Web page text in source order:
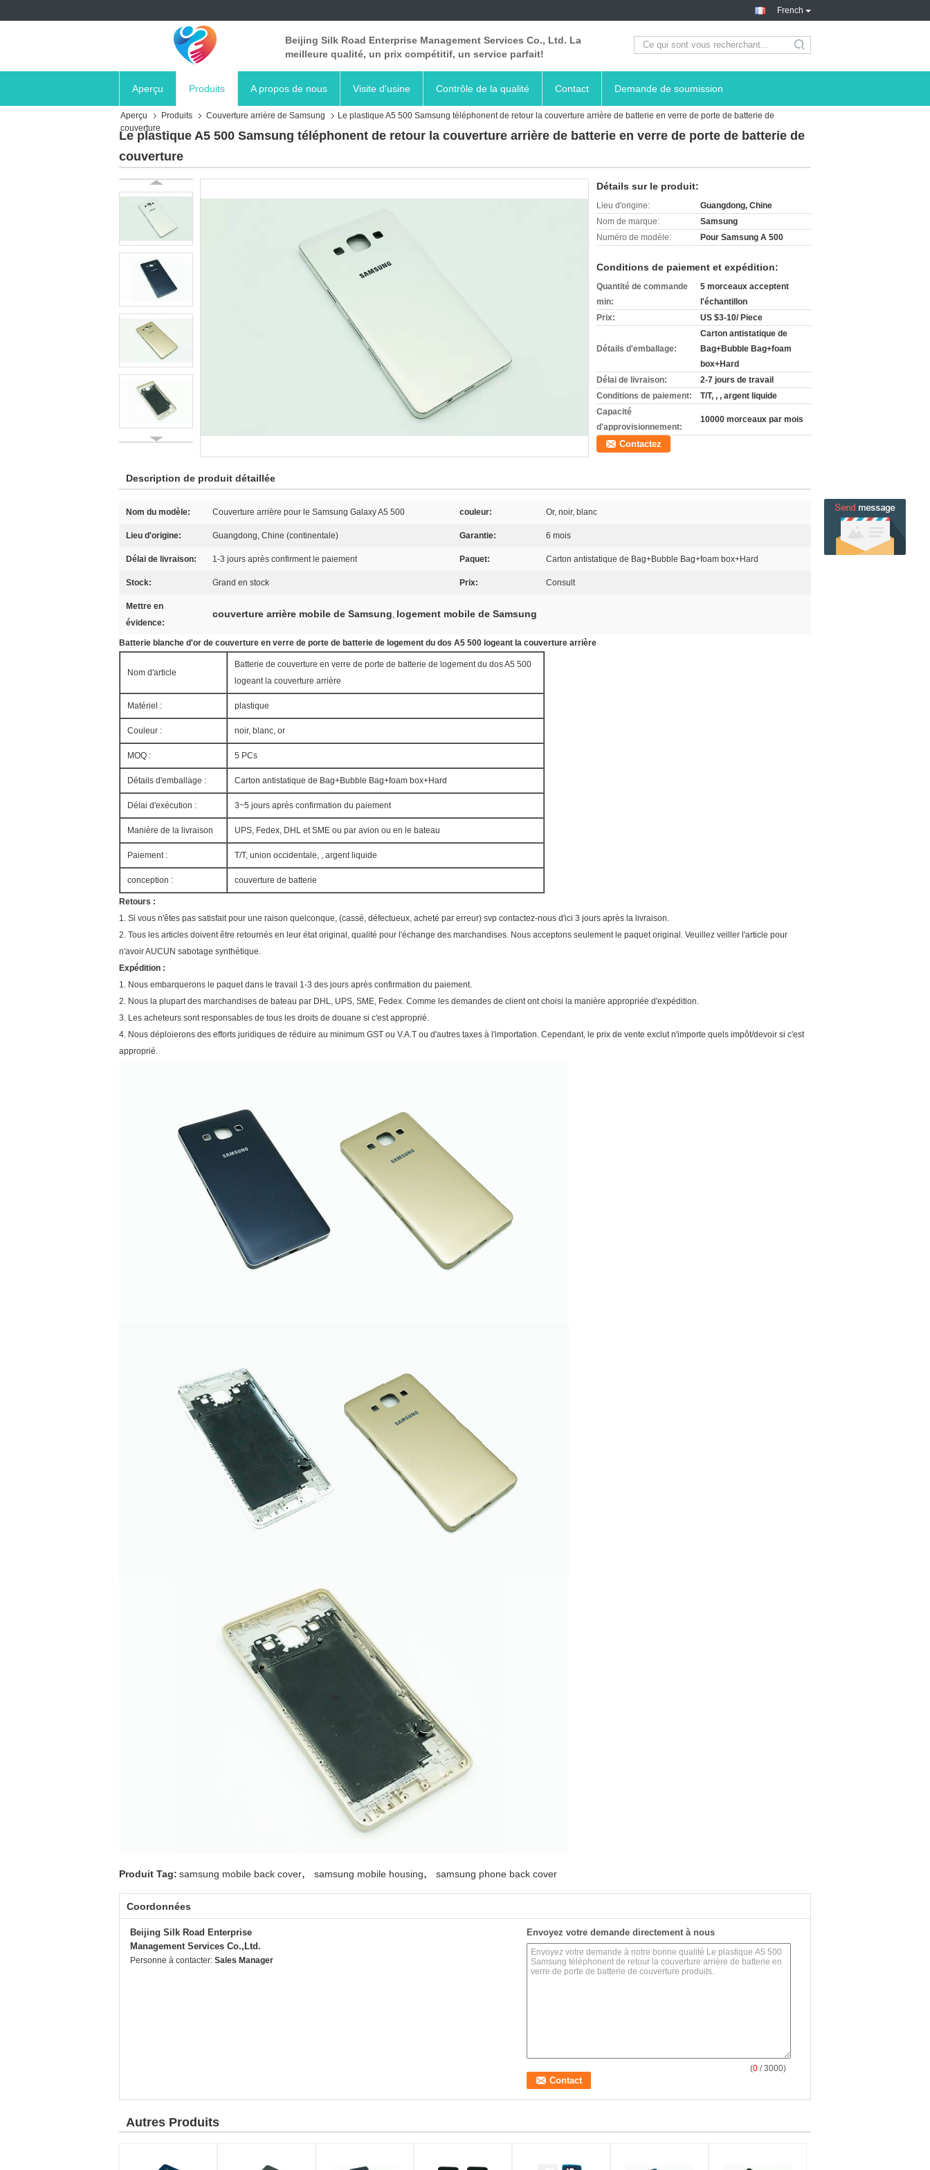
French
Beijing Silk Road Enterprise Management Services Co., Ltd. La
meilleure qualité, un prix compétitif, un service parfait!
search
Aperçu Produits A propos de nous Visite d'usine Contrôle de la qualité Contact Demande de soumission
Aperçu Produits Couverture arrière de Samsung
Le plastique A5 500 Samsung téléphonent de retour la couverture arrière de batterie en verre de porte de batterie de
couverture
Le plastique A5 500 Samsung téléphonent de retour la couverture arrière de batterie en verre de porte de batterie de
couverture
Détails sur le produit:
Lieu d'origine:
Guangdong, Chine
Nom de marque:
Samsung
Numéro de modèle:
Pour Samsung A 500
Conditions de paiement et expédition:
Quantité de commande
min:
5 morceaux acceptent
l'échantillon
Prix:
US $3-10/ Piece
Détails d'emballage:
Carton antistatique de
Bag+Bubble Bag+foam
box+Hard
Délai de livraison:
2-7 jours de travail
Conditions de paiement:
T/T, , , argent liquide
Capacité
d'approvisionnement:
10000 morceaux par mois
Contactez
Description de produit détaillée
Nom du modèle: Couverture arrière pour le Samsung Galaxy A5 500 couleur: Or, noir, blanc
Lieu d'origine: Guangdong, Chine (continentale) Garantie: 6 mois
Délai de livraison: 1-3 jours après confirment le paiement Paquet: Carton antistatique de Bag+Bubble Bag+foam box+Hard
Stock: Grand en stock Prix: Consult
Mettre en
évidence:
couverture arrière mobile de Samsung, logement mobile de Samsung
Batterie blanche d'or de couverture en verre de porte de batterie de logement du dos A5 500 logeant la couverture arrière
Nom d'article
Batterie de couverture en verre de porte de batterie de logement du dos A5 500
logeant la couverture arrière
Matériel : plastique
Couleur : noir, blanc, or
MOQ : 5 PCs
Détails d'emballage : Carton antistatique de Bag+Bubble Bag+foam box+Hard
Délai d'exécution : 3~5 jours après confirmation du paiement
Manière de la livraison UPS, Fedex, DHL et SME ou par avion ou en le bateau
Paiement : T/T, union occidentale, , argent liquide
conception : couverture de batterie
Retours :
1. Si vous n'êtes pas satisfait pour une raison quelconque, (cassé, défectueux, acheté par erreur) svp contactez-nous d'ici 3 jours après la livraison.
2. Tous les articles doivent être retournés en leur état original, qualité pour l'échange des marchandises. Nous acceptons seulement le paquet original. Veuillez veiller l'article pour
n'avoir AUCUN sabotage synthétique.
Expédition :
1. Nous embarquerons le paquet dans le travail 1-3 des jours après confirmation du paiement.
2. Nous la plupart des marchandises de bateau par DHL, UPS, SME, Fedex. Comme les demandes de client ont choisi la manière appropriée d'expédition.
3. Les acheteurs sont responsables de tous les droits de douane si c'est approprié.
4. Nous déploierons des efforts juridiques de réduire au minimum GST ou V.A.T ou d'autres taxes à l'importation. Cependant, le prix de vente exclut n'importe quels impôt/devoir si c'est
approprié.
Produit Tag: samsung mobile back cover, samsung mobile housing, samsung phone back cover
Coordonnées
Beijing Silk Road Enterprise
Management Services Co.,Ltd.
Personne à contacter: Sales Manager
Envoyez votre demande directement à nous
(0 / 3000)
Autres Produits